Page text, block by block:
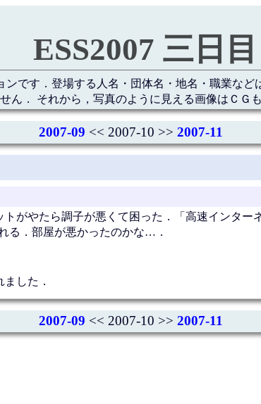
ESS2007 三日
ンです．登場する人名・団体名・地名・職業な
ん． それから，写真のように見える画像はＣＧ
2007-09 << 2007-10 >> 2007-11
がやたら調子が悪くて困った．「高速インター
る．部屋が悪かったのかな…．
した．
2007-09 << 2007-10 >> 2007-11